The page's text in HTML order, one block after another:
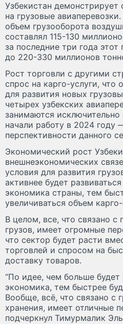
Узбекистан демонстрирует
на грузовые
объем грузооборота
составлял 115-130
за последние три года этот
до 220-330 миллионов
Рост торговли с другими
спрос на карго-услуги,
для развития новых
четырех узбекских
занимаются исключительно
начали работу в 2024 году
перспективности данного
Экономический рост
внешнеэкономических
условия для развития
активнее будет
экономика страны, тем
увеличиваться объем
В целом, все, что связано с
грузов, имеет огромные
что сектор будет расти
торговлей и спросом на
доставку товаров.
“По идее, чем больше будет
экономика, тем быстрее
Вообще, всё, что связано с
хранения, имеет отличные
подчеркнул Тимурмалик